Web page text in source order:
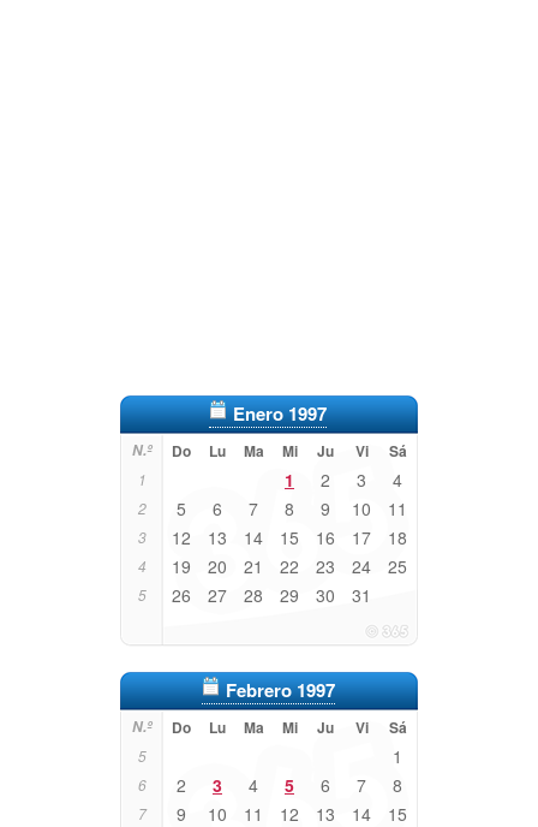
Enero 1997
N.º Do Lu Ma Mi Ju Vi Sá
1 1 2 3 4
2 5 6 7 8 9 10 11
3 12 13 14 15 16 17 18
4 19 20 21 22 23 24 25
5 26 27 28 29 30 31
Febrero 1997
N.º Do Lu Ma Mi Ju Vi Sá
5 1
6 2 3 4 5 6 7 8
7 9 10 11 12 13 14 15